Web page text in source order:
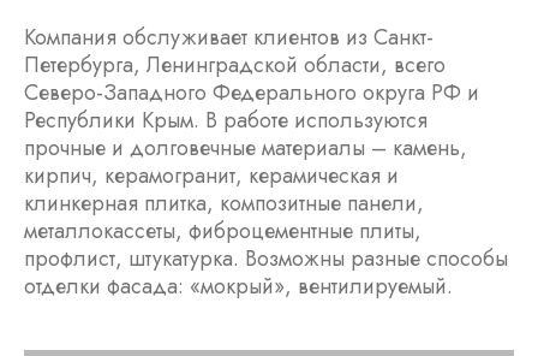
Компания обслуживает клиентов из Санкт-
Петербурга, Ленинградской области, всего
Северо-Западного Федерального округа РФ и
Республики Крым. В работе используются
прочные и долговечные материалы – камень,
кирпич, керамогранит, керамическая и
клинкерная плитка, композитные панели,
металлокассеты, фиброцементные плиты,
профлист, штукатурка. Возможны разные способы
отделки фасада: «мокрый», вентилируемый.